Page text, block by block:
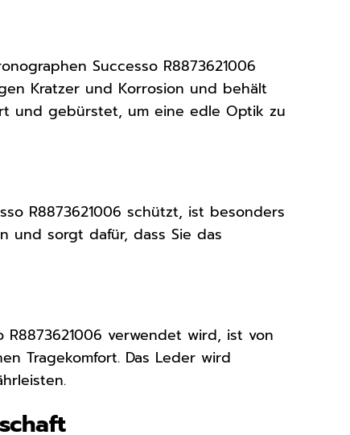
Successo R8873621006
Kratzer und Korrosion und behält
und gebürstet, um eine edle Optik zu
R8873621006 schützt, ist besonders
und sorgt dafür, dass Sie das
verwendet wird, ist von
Tragekomfort. Das Leder wird